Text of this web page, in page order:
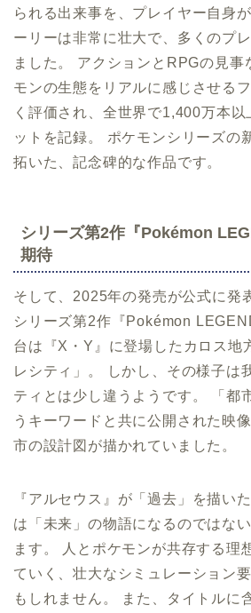
られる出来事を、プレイヤー自身
ーリーは非常に壮大で、多くのプ
ました。 アクションとRPGの見事
モンの生態をリアルに感じさせる
く評価され、全世界で1,400万本以
ットを記録。 ポケモンシリーズの
拓いた、記念碑的な作品です。
シリーズ第2作『Pokémon
期待
そして、2025年の発売が公式に発
シリーズ第2作『Pokémon
台は『X・Y』に登場したカロス地
レシティ」。 しかし、その様子は
ティとは少し違うようです。 「都
うキーワードと共に公開された映
市の設計図が描かれていました。
『アルセウス』が「過去」を描い
は「未来」の物語になるのではな
ます。 人とポケモンが共存する理
ていく、壮大なシミュレーション
もしれません。 また、タイトルに